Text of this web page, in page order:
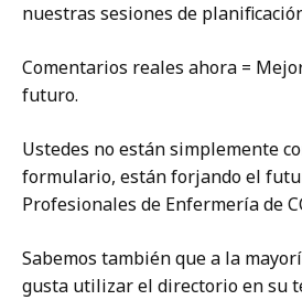
nuestras sesiones de
Comentarios reales ahora =
futuro.
Ustedes no están simplemente
formulario, están forjando el
Profesionales de Enfermería de
Sabemos también que a la
gusta utilizar el directorio en su